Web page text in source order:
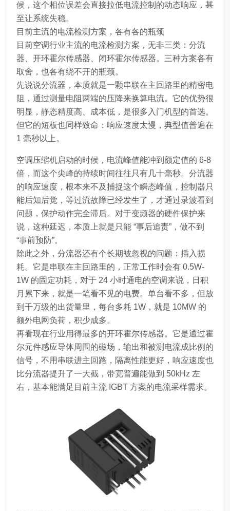
候，这个相位误差会直接拉低电流控制的动态响应，甚
至让系统失稳。
目前主流的电流检测方案，各有各的瓶颈
目前空调行业主流的电流检测方案，无非三类：分流
器、开环霍尔传感器、闭环霍尔传感器。三种方案各有
取舍，也各有绕不开的瓶颈。
先说说分流器，本质就是一颗串联在主回路里的精密电
阻，通过测量电阻两端的压降来换算电流。它的优势很
明显，静态精度高、成本低，是很多入门机型的首选。
但它的短板也同样致命：响应速度太慢，典型值普遍在
1 毫秒以上。
空调压缩机启动的时候，电流峰值能冲到额定值的 6-8
倍，而这个尖峰的持续时间往往只有几十毫秒。分流器
的响应速度，根本来不及捕捉这个瞬态峰值，控制器只
能后知后觉，等过流故障已经发生了，才通过录波看到
问题，保护动作完全滞后。对于变频器的硬件保护来
说，这种延迟，本质上就是只能 “事后追责”，做不到
“事前预防”。
除此之外，分流器还有个长期被忽视的问题：插入损
耗。它是串联在主回路里的，正常工作时会有 0.5W-
1W 的固定功耗，对于 24 小时通电的空调来说，日积
月累下来，就是一笔看不见的电费。单台看不多，但放
到千万级的出货量里，每台多耗 1W，就是 10MW 的
额外电网负荷，积少成多。
再看现在行业用得最多的开环霍尔传感器。它是通过霍
尔元件感应导体周围的磁场，输出和被测电流成比例的
信号，不用串联进主回路，隔离性能更好，响应速度也
比分流器提升了一大截，带宽普遍能做到 50kHz 左
右，基本能满足目前主流 IGBT 方案的电流采样需求。